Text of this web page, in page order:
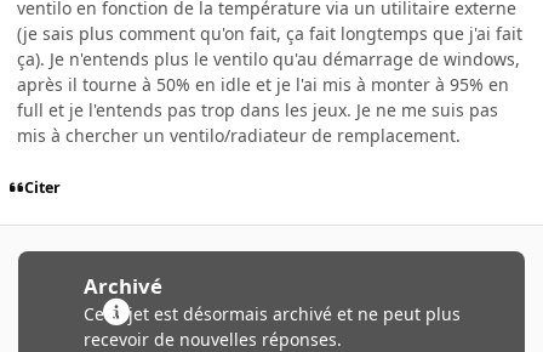
ventilo en fonction de la température via un utilitaire externe
(je sais plus comment qu'on fait, ça fait longtemps que j'ai fait
ça). Je n'entends plus le ventilo qu'au démarrage de windows,
après il tourne à 50% en idle et je l'ai mis à monter à 95% en
full et je l'entends pas trop dans les jeux. Je ne me suis pas
mis à chercher un ventilo/radiateur de remplacement.
Citer
Archivé
Ce sujet est désormais archivé et ne peut plus
recevoir de nouvelles réponses.